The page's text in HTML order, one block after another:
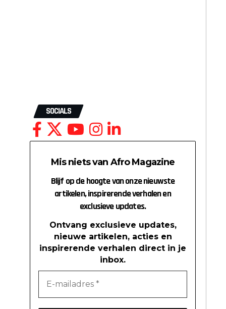
SOCIALS
Mis niets van Afro Magazine
Blijf op de hoogte van onze nieuwste
artikelen, inspirerende verhalen en
exclusieve updates.
Ontvang exclusieve updates,
nieuwe artikelen, acties en
inspirerende verhalen direct in je
inbox.